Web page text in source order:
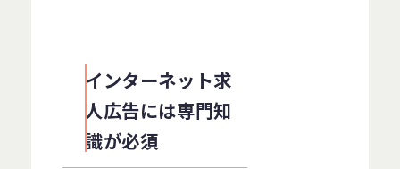
インターネット求
人広告には専門知
識が必須